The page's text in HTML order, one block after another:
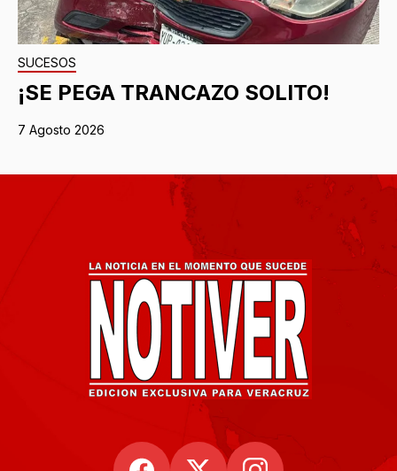
SUCESOS
¡SE PEGA TRANCAZO SOLITO!
7 Agosto 2026